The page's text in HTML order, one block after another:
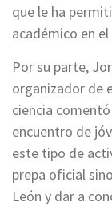
que le ha
académico en
Por su parte,
organizador de
ciencia
encuentro de
este tipo de
prepa oficial
León y dar a